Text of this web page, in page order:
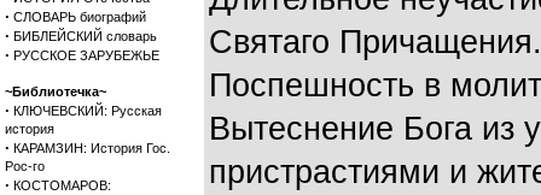
· СЛОВАРЬ биографий
· БИБЛЕЙСКИЙ словарь
· РУССКОЕ ЗАРУБЕЖЬЕ
~Библиотечка~
· КЛЮЧЕВСКИЙ: Русская
история
· КАРАМЗИН: История Гос.
Рос-го
· КОСТОМАРОВ:
Святаго Причащения.
Поспешность в
Вытеснение Бога из
пристрастиями и